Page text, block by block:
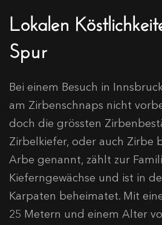
Lokalen
Spur
Bei einem Besuch in
am Zirbenschnaps nicht
doch die grössten
Zirbelkiefer, oder auch Zirbe
Arbe genannt, zählt zur
Kieferngewächse und ist in
Karpaten beheimatet. Mit
25 Metern und einem Alter